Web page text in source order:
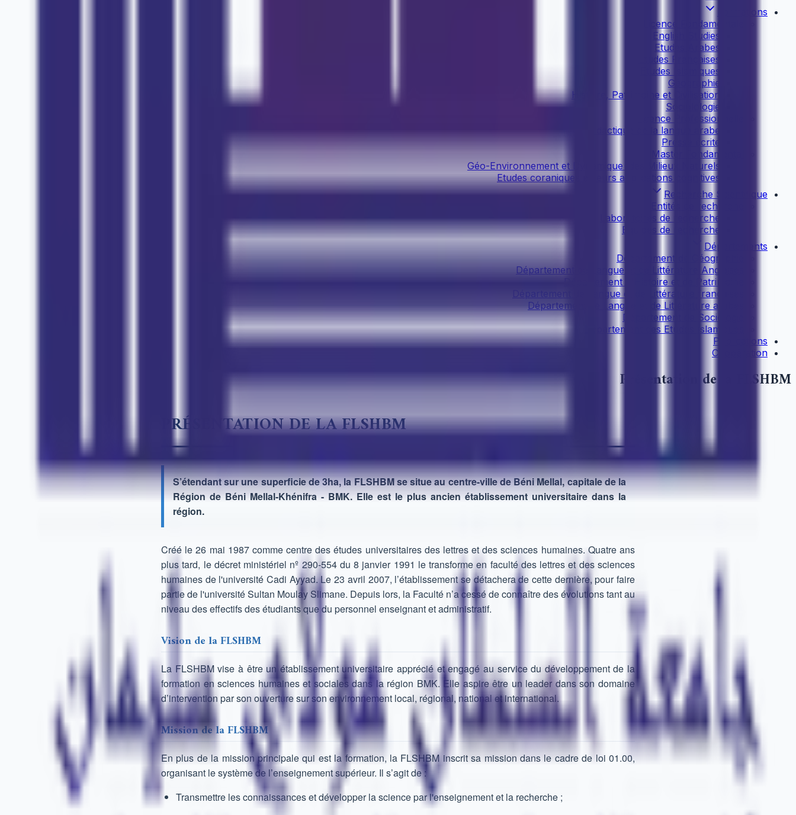
Formations
Licence Fondamentale
English Studies
Etudes Arabes
Etudes Françaises
Etudes Islamiques
Géographie
Histoire, Patrimoine et Civilisation
Sociolologie
Licence Professionnelle
Didactique de la langue arabe
Presse écrite
Master Fondamental
Géo-Environnement et Dynamique des Milieux Naturels
Etudes coraniques et leurs applications cognitives
Recherche Scientifique
Entités de recherche
Laboratoires de recherche
Equipes de recherche
Départements
Département de Géographie
Département de Langue et de Littérature Anglaises
Département d'Histoire et de Patrimoine
Département de Langue et de Littérature françaises
Département de Langue et de Littérature arabes
Département de Sociologie
Département des Etudes Islamiques
Publications
Coopération
Présentation de la FLSHBM
PRÉSENTATION DE LA FLSHBM
S’étendant sur une superficie de 3ha, la FLSHBM se situe au centre-ville de Béni Mellal, capitale de la
Région de Béni Mellal-Khénifra - BMK. Elle est le plus ancien établissement universitaire dans la
région.
Créé le 26 mai 1987 comme centre des études universitaires des lettres et des sciences humaines. Quatre ans
plus tard, le décret ministériel nº 290-554 du 8 janvier 1991 le transforme en faculté des lettres et des sciences
humaines de l'université Cadi Ayyad. Le 23 avril 2007, l’établissement se détachera de cette dernière, pour faire
partie de l'université Sultan Moulay Slimane. Depuis lors, la Faculté n’a cessé de connaître des évolutions tant au
niveau des effectifs des étudiants que du personnel enseignant et administratif.
Vision de la FLSHBM
La FLSHBM vise à être un établissement universitaire apprécié et engagé au service du développement de la
formation en sciences humaines et sociales dans la région BMK. Elle aspire être un leader dans son domaine
d’intervention par son ouverture sur son environnement local, régional, national et international.
Mission de la FLSHBM
En plus de la mission principale qui est la formation, la FLSHBM inscrit sa mission dans le cadre de loi 01.00,
organisant le système de l’enseignement supérieur. Il s’agit de :
Transmettre les connaissances et développer la science par l'enseignement et la recherche ;